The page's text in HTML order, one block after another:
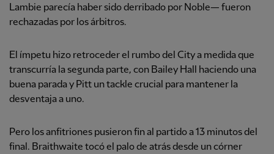
Lambie parecía haber sido derribado por Noble— fueron
rechazadas por los árbitros.
El ímpetu hizo retroceder el rumbo del City a medida que
transcurría la segunda parte, con Bailey Hall haciendo una
buena parada y Pitt un tackle crucial para mantener la
desventaja a uno.
Pero los anfitriones pusieron fin al partido a 13 minutos del
final. Braithwaite tocó el palo de atrás desde un córner